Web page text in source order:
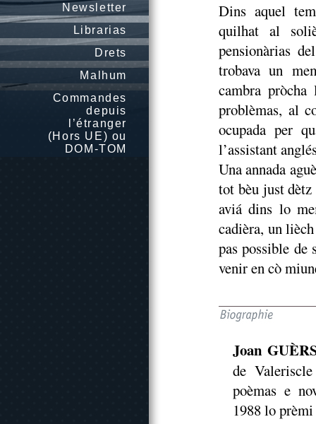
Newsletter
Librarias
Drets
Malhum
Commandes
depuis
l’étranger
(Hors UE) ou
DOM-TOM
Dins aquel
quilhat al
pensionàrias
trobava un
cambra
problèmas, al
ocupada per
l’assistant
Una annada
tot bèu just
aviá dins lo
cadièra, un
pas possible de
venir en cò
Joan
de
poèmas e
1988 lo